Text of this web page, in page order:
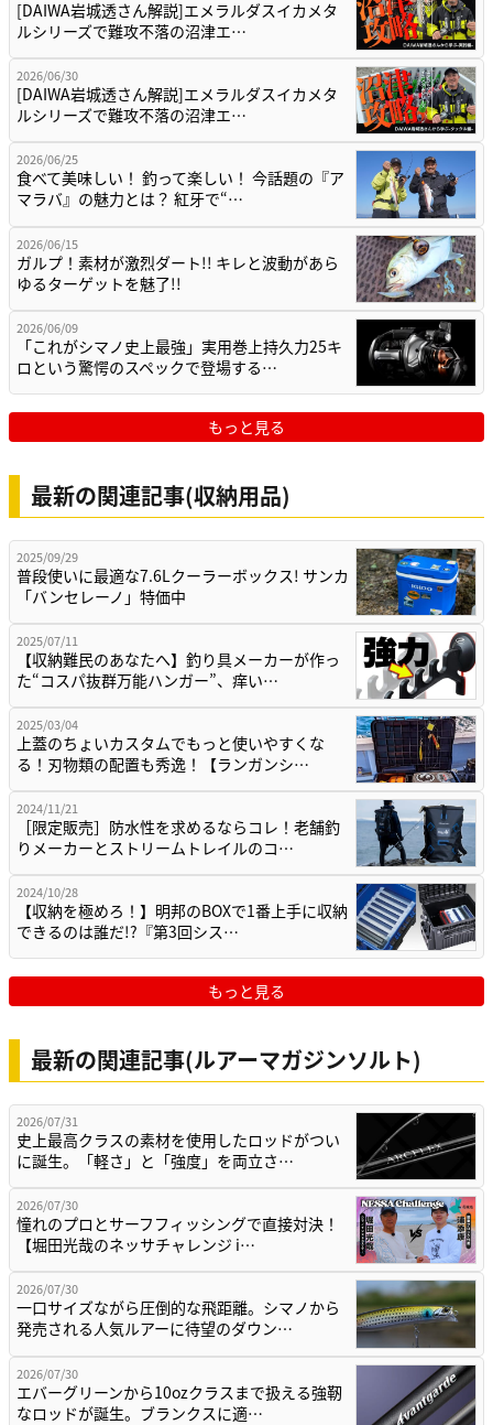
[DAIWA岩城透さん解説]エメラルダスイカメタ
ルシリーズで難攻不落の沼津エ…
2026/06/30
[DAIWA岩城透さん解説]エメラルダスイカメタ
ルシリーズで難攻不落の沼津エ…
2026/06/25
食べて美味しい！ 釣って楽しい！ 今話題の『ア
マラバ』の魅力とは？ 紅牙で“…
2026/06/15
ガルプ！素材が激烈ダート!! キレと波動があら
ゆるターゲットを魅了!!
2026/06/09
「これがシマノ史上最強」実用巻上持久力25キ
ロという驚愕のスペックで登場する…
もっと見る
最新の関連記事(収納用品)
2025/09/29
普段使いに最適な7.6Lクーラーボックス! サンカ
「バンセレーノ」特価中
2025/07/11
【収納難民のあなたへ】釣り具メーカーが作っ
た“コスパ抜群万能ハンガー”、痒い…
2025/03/04
上蓋のちょいカスタムでもっと使いやすくな
る！刃物類の配置も秀逸！【ランガンシ…
2024/11/21
［限定販売］防水性を求めるならコレ！老舗釣
りメーカーとストリームトレイルのコ…
2024/10/28
【収納を極めろ！】明邦のBOXで1番上手に収納
できるのは誰だ!?『第3回シス…
もっと見る
最新の関連記事(ルアーマガジンソルト)
2026/07/31
史上最高クラスの素材を使用したロッドがつい
に誕生。「軽さ」と「強度」を両立さ…
2026/07/30
憧れのプロとサーフフィッシングで直接対決！
【堀田光哉のネッサチャレンジ i…
2026/07/30
一口サイズながら圧倒的な飛距離。シマノから
発売される人気ルアーに待望のダウン…
2026/07/30
エバーグリーンから10ozクラスまで扱える強靭
なロッドが誕生。ブランクスに適…